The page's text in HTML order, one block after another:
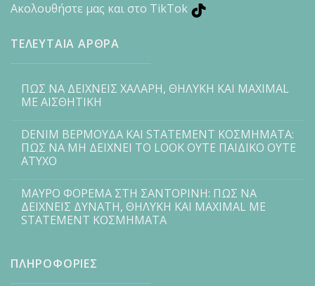
Ακολουθήστε μας και στο TikTok
ΤΕΛΕΥΤΑΙΑ ΑΡΘΡΑ
ΠΩΣ ΝΑ ΔΕΙΧΝΕΙΣ ΧΑΛΑΡΗ, ΘΗΛΥΚΗ ΚΑΙ MAXIMAL
ΜΕ ΑΙΣΘΗΤΙΚΗ
DENIM ΒΕΡΜΟΥΔΑ ΚΑΙ STATEMENT ΚΟΣΜΗΜΑΤΑ:
ΠΩΣ ΝΑ ΜΗ ΔΕΙΧΝΕΙ ΤΟ LOOK ΟΥΤΕ ΠΑΙΔΙΚΟ ΟΥΤΕ
ΑΤΥΧΟ
ΜΑΥΡΟ ΦΟΡΕΜΑ ΣΤΗ ΣΑΝΤΟΡΙΝΗ: ΠΩΣ ΝΑ
ΔΕΙΧΝΕΙΣ ΔΥΝΑΤΗ, ΘΗΛΥΚΗ ΚΑΙ MAXIMAL ΜΕ
STATEMENT ΚΟΣΜΗΜΑΤΑ
ΠΛΗΡΟΦΟΡΙΕΣ